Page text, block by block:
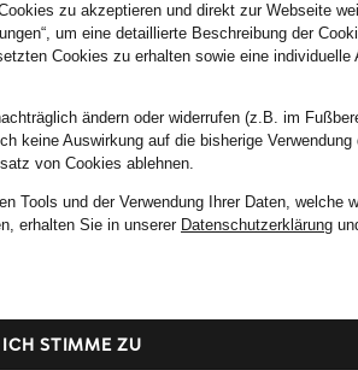
zu akzeptieren und direkt zur Webseite
um eine detaillierte Beschreibung der
Cookies zu erhalten sowie eine individuelle
ändern oder widerrufen (z.B. im
keine Auswirkung auf die bisherige Verwendung
von Cookies ablehnen.
Tools und der Verwendung Ihrer Daten, welche
erhalten Sie in unserer Datenschutzerklärung
ICH STIMME ZU